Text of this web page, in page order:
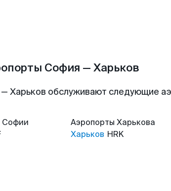
София — Харьков
Харьков обслуживают следующие
Софии
Аэропорты Харькова
Харьков HRK